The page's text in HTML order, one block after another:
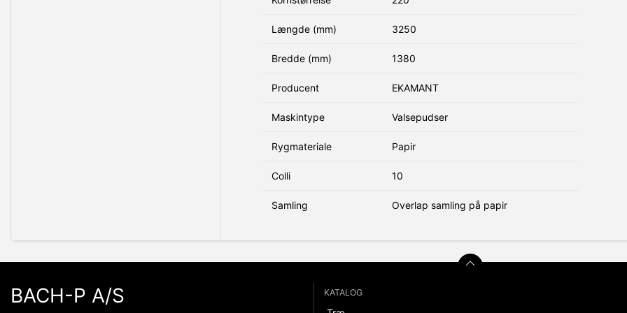
Længde (mm) 3250
Bredde (mm) 1380
Producent EKAMANT
Maskintype Valsepudser
Rygmateriale Papir
Colli 10
Samling Overlap samling på papir
BACH-P A/S KATALOG